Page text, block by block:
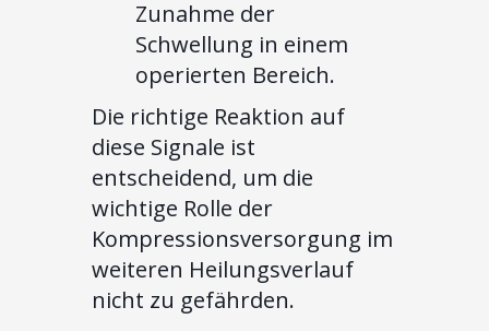
Zunahme der
Schwellung in einem
operierten Bereich.
Die richtige Reaktion auf
diese Signale ist
entscheidend, um die
wichtige Rolle der
Kompressionsversorgung im
weiteren Heilungsverlauf
nicht zu gefährden.